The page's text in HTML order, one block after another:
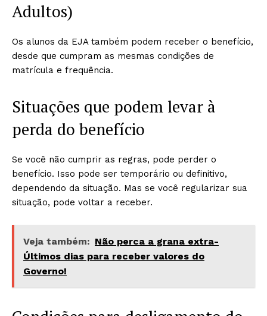
Adultos)
Os alunos da EJA também podem receber o benefício,
desde que cumpram as mesmas condições de
matrícula e frequência.
Situações que podem levar à
perda do benefício
Se você não cumprir as regras, pode perder o
benefício. Isso pode ser temporário ou definitivo,
dependendo da situação. Mas se você regularizar sua
situação, pode voltar a receber.
Veja também: Não perca a grana extra-
Últimos dias para receber valores do
Governo!